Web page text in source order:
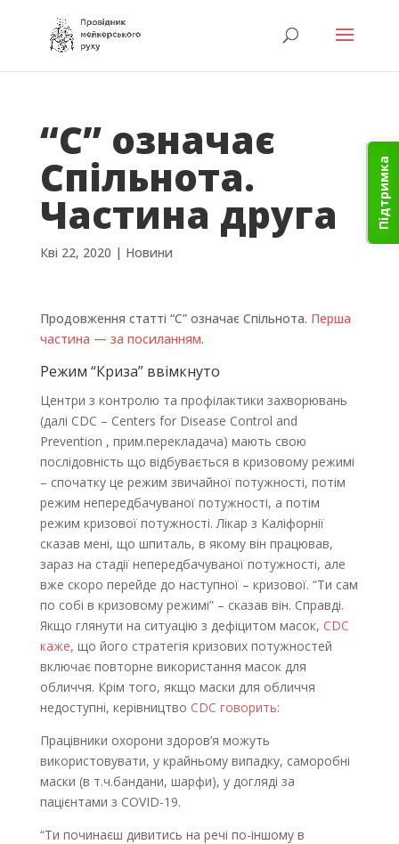
Підтримка
“C” означає
Спільнота.
Частина друга
Кві 22, 2020 | Новини
Продовження статті “С” означає Спільнота. Перша
частина — за посиланням.
Режим “Криза” ввімкнуто
Центри з контролю та профілактики захворювань
(далі CDC – Centers for Disease Control and
Prevention , прим.перекладача) мають свою
послідовність що відбувається в кризовому режимі
– спочатку це режим звичайної потужності, потім
режим непередбачуваної потужності, а потім
режим кризової потужності. Лікар з Каліфорнії
сказав мені, що шпиталь, в якому він працював,
зараз на стадії непередбачуваної потужності, але
вже скоро перейде до наступної – кризової. “Ти сам
по собі в кризовому режимі” – сказав він. Справді.
Якщо глянути на ситуацію з дефіцитом масок, CDC
каже, що його стратегія кризових потужностей
включає повторне використання масок для
обличчя. Крім того, якщо маски для обличчя
недоступні, керівництво CDC говорить:
Працівники охорони здоров’я можуть
використовувати, у крайньому випадку, саморобні
маски (в т.ч.бандани, шарфи), у догляді за
пацієнтами з COVID-19.
“Ти починаєш дивитись на речі по-іншому в